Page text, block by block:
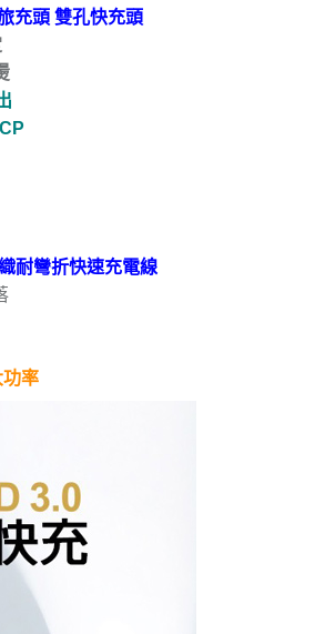
充頭 雙孔快充頭
耐彎折快速充電線
率